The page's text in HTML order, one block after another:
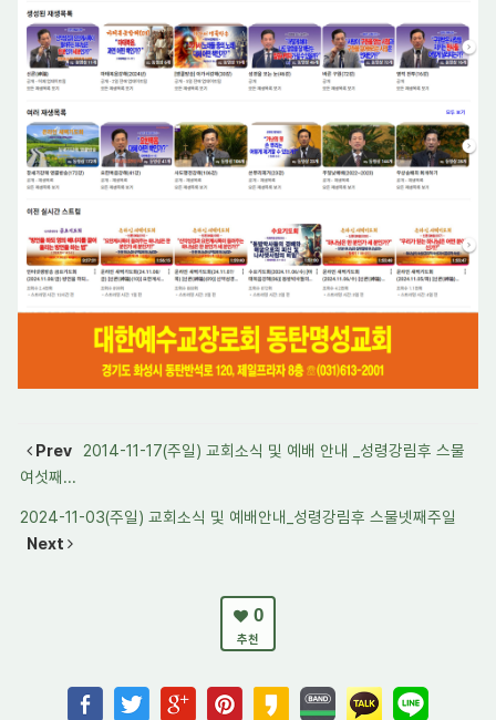
Prev
2014-11-17(주일) 교회소식 및 예배 안내 _성령강림후 스물
여섯째...
2024-11-03(주일) 교회소식 및 예배안내_성령강림후 스물넷째주일
Next
0
추천